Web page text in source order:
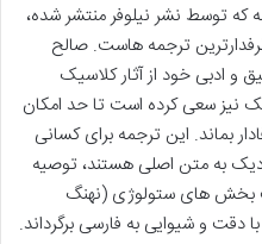
که توسط نشر نیلوفر منتشر شده،
ترجمه هاست. صالح
و ادبی خود از آثار کلاسیک
نیز سعی کرده است تا حد امکان
بماند. این ترجمه برای کسانی
به متن اصلی هستند، توصیه
بخش های ستولوژی (نهنگ
و شیوایی به فارسی برگرداند.